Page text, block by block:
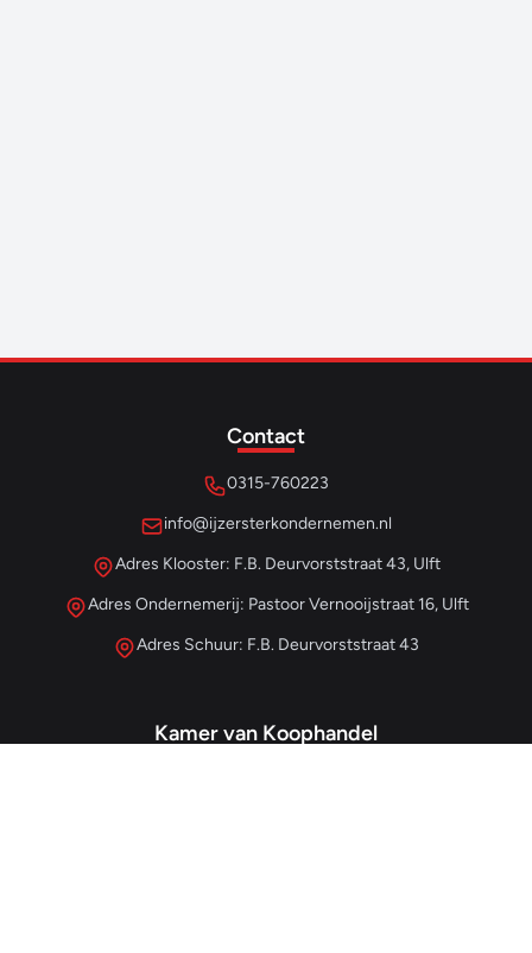
Contact
0315-760223
info@ijzersterkondernemen.nl
Adres Klooster: F.B. Deurvorststraat 43, Ulft
Adres Ondernemerij: Pastoor Vernooijstraat 16, Ulft
Adres Schuur: F.B. Deurvorststraat 43
Kamer van Koophandel